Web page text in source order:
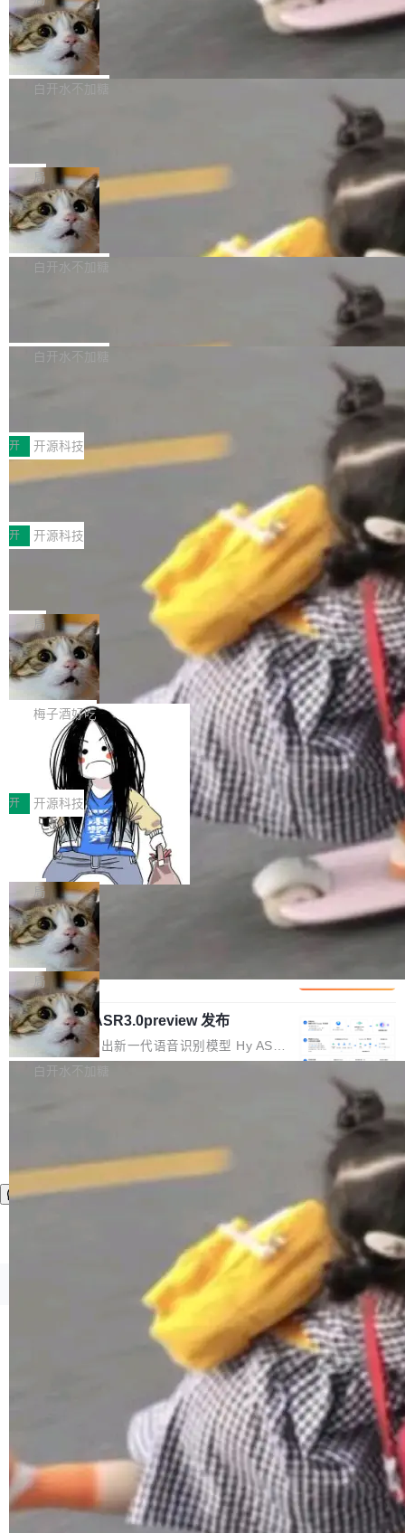
l 迁移或唤醒时，新宿主从 S3 恢复 SQLite 数据
库继续执行。存储库是持久化的唯一真相...
te 17 Pro、OPPO K15，要么是vivo X300 E这
样的次旗舰。 Galaxy Z Fold8 Ultra / Z Fold8 /
Z Flip8三款折叠屏新机均在7月22日发布，且全
部搭载骁龙8 Elite Gen5 for Galaxy，它们本该
本控制系统。目前处于 Early Access 阶段。 De
ltaDB 的核心思路直接写在 landing page 最显
眼的位置：「Software is made between com
mits」——软件是在 commit 之间写出来的。git
是把这段空隙补上。 回退到任何一次编辑：Delt
aDB 捕获 commit 之间的每一次操作，...
SpaceXAI 单季资本开支达 183 亿美元
根据风险投资人Tomer Tunguz 博客（VC 分
析）披露的最新分析与第二季度业绩报告，Spac
微软同期总资本开支的四成。 与亚马逊、Alpha
bet、微软以及 Meta 等传统科技巨头相比，Spa
ceXAI的资金消耗速度尤为引人瞩目。然而，支
撑庞大支出的资金来源却呈现出截然不同的面
貌。数据显示，微软和 Meta 主要依托充沛的经
白开水不加糖
一个在终端里运行的编程 agent；Muse Spark
1.2，驱动这个 agent 的新模型。一句话概括：
你可以用 curl -fsSL https://dev.meta.ai/install.
sh | bash 安装一个能在大项目里自动规划、写
代码、验证结果的 AI 终端工具。 据介绍，Muse
个主 agent 循环，外加一组后台 agent。这些后
局
美团开源 LoHoSearch，用知识图谱校
准 AI 能力认知
机器出题的前提，是让机器拥有全局视野。整个
构建流程可以分为四个环节：建图 → 控制难度
白开水不加糖
库，并将作为transport接入Mooncake TENT。
MPComm将作为一种传输引擎接入Mooncake T
ENT，实现零拷贝传输性能提升30%、非零拷贝
传输性能最高提升5倍。UCL-MPComm底层基
于自研UCL-Engine通信引擎，后续腾讯网平将
持续开源更多基于UCL-Engine的高性能通信组
件。 腾讯网平团队在UCL-MPComm中实现了一
个独立于业务线程的全局通信引擎（Engine），
白开水不加糖
型案例入选名单》，深信服“面向企业研发场景的
开源 AI 编程平台 CoStrict 应用”凭借卓越的技术
创新与落地成效成功入选。 全链路私有化部署，
助力企业AI研发安全落地 当前，越来越多企业已
经开始引入 AI Coding 工具，通过调用公有云模
型或企业内部部署模型提升研发效率。但随着 AI
Coding 从个人辅助工具逐步走向团队级、组织
级应用，企业在规模化落地过程中，对安全性、
可控性和代码质量提出了更高要求。 首先是数据
安全与合规要求。对于大多数普通研发场景，公
有云模型能够满足快速试用和效率提升的需求。
但对于金融、能源、医疗等对数据安全要求较...
开 开源科技
深信服AI算力网关入选工信部人工智能
前不久，工业和信息化部正式发布《2025年人工
智能应用典型案例名单》，集中展示人工智能在
各领域的应用成果，覆盖技术底座、行业赋能、
产品应用、支撑保障、专题等五大方向。深信服
AI算力网关（AI创新平台）成功入选！ 随着各行
各业的Agent走向规模化建设，算力构成形态逐
渐丰富，用户关注的重点也在发生变化：不只是
让AI用起来，还要进一步看清混合算力时代下，
Token花在哪里、算力是否被充分利用，以及持
续增长的AI成本该如何优化。 深信服AI算力网关
正是围绕这些实际问题，从Token治理和成本治
理两个方面，让用户的每一份算力都看得清、管
得住、用得稳、省得下、更安全！ 一、从现在开
始，Token使用一目...
开 开源科技
Jeff Dean 离开 Google：一个时代的结
束，一个实验室的开始
Google 员工编号 20。MapReduce 作者之一。
Bigtable 作者之一。TensorFlow 的作者之一。
Gemini 的架构师。Google 首席科学家。 Jeff D
ean 在 Google 工作了 27 年后，宣布离职。 他
不是一个人走。一同离开的还有 Sanjay Ghema
wat（Google 员工编号 23，Jeff Dean 二十多
年的编程搭档，MapReduce 和 Bigtable 的共同
作者）、Quoc Le（Google 大脑核心成员，Se
q2Seq 和 DocAI 的共同发明人）以及 Oriol Vin
yals（Gemini 联合负责人，AlphaSta...
局
🔥 SolonCode v2026.8.4 发布：界面
字体可调、22 种语言、记忆搜索增强
打开终端就能上岗的全中文编码智能体，这一轮
把「看得清、用母语、记得住」三件事一次补
齐。 SolonCode 是什么 SolonCode 是杭州无
耳科技研发的企业级终端编码智能体——一位全
中文驱动的数字员工，自主理解需求、规划步
骤、编写代码。不挑模型、不挑平台，curl 一行
装完即用。 开源地址：Gitee · GitCode · GitHu
b 安装 支持 Java 8+（8~26）、macOS / Linu
x / Windows / Harmony PC。 # macOS / Linu
x / Harmony PC curl -fsSL https://solon.noea
r.org/solon...
梅子酒好吃
让“代码语义理解”深度释放AI Coding
价值潜能：华为云码道（CodeArts）
代码仓技术解析
一、代码仓深度理解技术的作用与价值 在软件工
程实践中，代码仓是企业核心知识资产的主要载
体。企业级代码仓库通常包含数十万乃至数百万
个文件，其规模远超单次模型调用可承载的上下
文窗口。随着项目规模的持续扩张与代码历史的
不断累积，代码仓中的模块关系、接口契约、业
务逻辑等关键信息往往分散于数十乃至数百个文
件之中，形成高度复杂的知识关联网络。传统的
代码检索手段（如关键词匹配、目录遍历）仅能
在语法层面完成文本定位，难以触及代码的语义
内涵与结构关联，导致开发者使用代码智能体在
理解大规模代码仓时面临显著"代码仓理解"瓶
颈。 代码仓深度理解服务（以下简称" CodeBas
e深度理解服务"）是华为云码道（CodeA...
开 开源科技
一条“删库”命令跑 17 小时，算法工程
师删光 89TB 数据只为干私活
最高人民检察院8月4日公布了一起案件：北京一
名90后算法工程师王某，为了给自己接的私活腾
服务器空间，删光了公司AI游戏部门的全部核心
数据。 王某2024年1月入职东城区某科技公司AI
短剧部门，有互联网大厂背景。在公司内部架构
调整期间，部门三次通知全员将数据从A集群迁
移到B集群，王某都回复了"收到"。 他没有迁移
数据。2024年9月3日下午4点，他使用此前登录
的账号密码进入A集群，输入了一条被程序员圈
称为"删库跑路"的命令——最高管理员权限、无
局
Cloudflare 分享推理优化实践：KV ca
che 量化 + 权重压缩，吞吐量提升 4
1%，成本降 30%
Kimi 和 GLM 是当前最强的大模型系列之一，但
它们有一个共同的问题：太吃显存了。月之暗面
的 Kimi K 系列和智谱的 GLM 都是长上下文、M
oE 架构的大模型，好用到让人上瘾，但 GPU 显
存永远不够用。 Cloudflare 的 Workers AI 团队
一直在跑这些模型的推理。他们在官方博客上发
整性保护。效果是：吞吐量提升 41%，每 token
成本降低 30%，精度不变。 FP8 省的不仅是显
存 KV cache 是推理时最吃显...
局
腾讯混元 Hy ASR3.0preview 发布
腾讯混元正式推出新一代语音识别模型 Hy ASR
3.0preview。基于最新一代大语言模型 Hy3 的
让语音识别不再只是听清，而是真正听懂。通过
先理解你的语境和意图，再把准确的文字直接给
到你。从“逐字转写、单点优化”演进为“理解语
境、兼容场景、一键直出”。 Hy ASR 3.0 previe
w 不要求标准普通话，方言识别覆盖粤语、吴语
等 10 大方言片区和 20 余个二级小片区。在开
源评测集中，Hy ASR 3.0 preview 在多语种的
白开水不加糖
©OSCHINA(OSChina.NET) 京ICP备2025119063号